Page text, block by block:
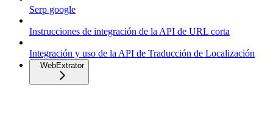
Serp google
Instrucciones de integración de la API de URL corta
Integración y uso de la API de Traducción de Localización
WebExtrator